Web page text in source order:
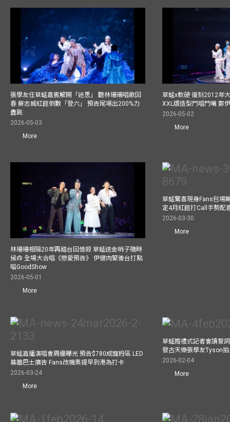
張學友任草蜢嘉賓解開「迷思」 聽林珊珊唱歌回
春 蘇志威紅館倒數「登六」 預告尾場出200%力
盡跳
2026-05-03
More
草蜢x軟硬 復刻2012年
XXL版造型鬥唱鬥嘴 鄭
2026-05-02
More
林珊珊相隔20年再踏台回憶殺 草蜢送金哨子隨時
候命 全場大合唱《戀愛預告》 伊健肉緊後台打點
嗌GoodShow
2026-05-01
More
草蜢驚喜現身Fans包場
定4月紅館打Call手勢配
2026-03-30
More
草蜢直播演唱會周邊曝光 預告$780成寵粉區 LED
幕牆巴士廣告 Fans改機票提早到港為打卡
2026-03-24
More
草蜢婚禮式記者會讀誓
發古天樂張學友Tyson
2026-02-04
More